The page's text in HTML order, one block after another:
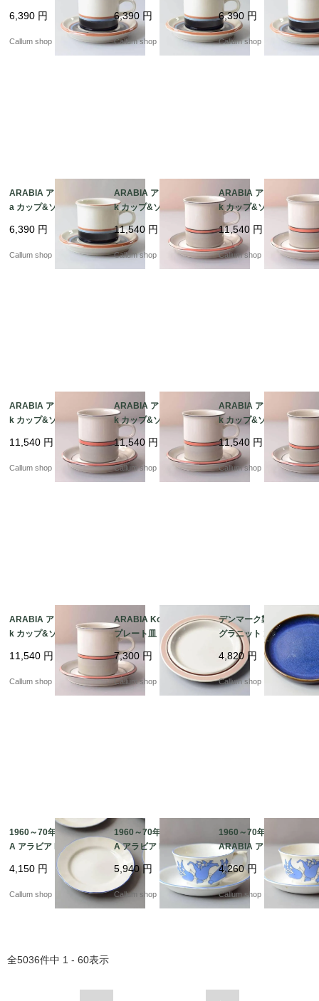
ンド ヴィンテージ アン
ティーク_it4431
6,390 円
Callum shop
イカ 北欧食器 フィンラ
ンド ヴィンテージ アン
ティーク_it4430
6,390 円
Callum shop
イカ 北欧食器 フィンラ
ンド ヴィンテージ アン
ティーク_it4429
6,390 円
Callum shop
ARABIA アラビア Taik
a カップ&ソーサー タ
ンド ヴィンテージ アン
ティーク_it4428
6,390 円
Callum shop
ARABIA アラビア asla
k カップ&ソーサー 7.5
cm高 アスラク 北欧食
器 フィンランド ヴィン
テージ アンティーク_it
11,540 円
Callum shop
ARABIA アラビア asla
k カップ&ソーサー 7.5
cm高 アスラク 北欧食
器 フィンランド ヴィン
テージ アンティーク_it
4421
11,540 円
Callum shop
ARABIA アラビア asla
k カップ&ソーサー 7.5
器 フィンランド ヴィン
テージ アンティーク_it
11,540 円
Callum shop
ARABIA アラビア asla
k カップ&ソーサー 7.5
cm高 アスラク 北欧食
器 フィンランド ヴィン
テージ アンティーク_it
4420
11,540 円
Callum shop
ARABIA アラビア asla
k カップ&ソーサー 7.5
cm高 アスラク 北欧食
器 フィンランド ヴィン
テージ アンティーク_it
4419
11,540 円
Callum shop
ARABIA アラビア asla
k カップ&ソーサー 7.5
cm高 アスラク 北欧食
器 フィンランド ヴィン
テージ アンティーク_it
11,540 円
Callum shop
ARABIA Koralli 20cm
プレート皿 アラビア コ
ラーリ コーラリ 北欧食
器 フィンランド 北欧
ヴィンテージ アンティ
ーク_it4255
7,300 円
Callum shop
デンマーク製 SOHOLM
グラニット 18cm プレ
ート お皿 スーホルム G
RANIT 北欧食器 北欧雑
貨 ヴィンテージ アンテ
ィーク_it4252
4,820 円
Callum shop
1960～70年代 ARABI
A アラビア Lilja 17cm
プレート お皿 リリヤ L
aila Hakala 北欧 食器
フィンランド 陶器 ヴィ
4,150 円
Callum shop
1960～70年代 ARABI
A アラビア Lilja カップ
＆ソーサー リリヤ Lail
a Hakala 北欧 食器 フ
ィンランド 陶器 ヴィン
テージ_it4700
5,940円
Callum shop
1960～70年代 訳あり
ARABIA アラビア Lilja
カップ＆ソーサー リリ
ヤ Laila Hakala 北欧 食
器 フィンランド 陶器
ヴィンテージ_it4699
4,260円
Callum shop
全5036件中 1 - 60表示